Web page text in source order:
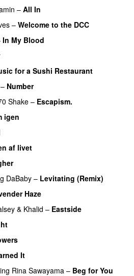
– All In
– Welcome to the DCC
In My Blood
for a Sushi Restaurant
– Number
Shake – Escapism.
igen
af livet
DaBaby – Levitating (Remix)
Haze
& Khalid – Eastside
It
Rina Sawayama – Beg for You